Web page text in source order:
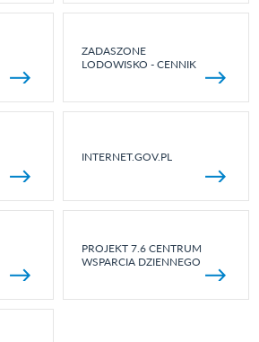
ZADASZONE
LODOWISKO - CENNIK
INTERNET.GOV.PL
PROJEKT 7.6 CENTRUM
WSPARCIA DZIENNEGO